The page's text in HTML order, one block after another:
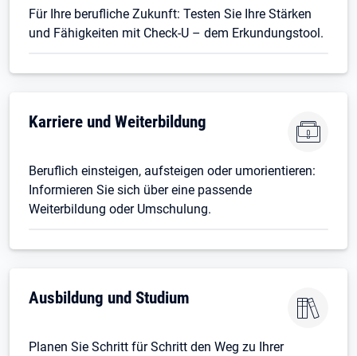
Für Ihre berufliche Zukunft: Testen Sie Ihre Stärken
und Fähigkeiten mit Check-U – dem Erkundungstool.
Öffnet in neuem Tab
Karriere und Weiterbildung
Beruflich einsteigen, aufsteigen oder umorientieren:
Informieren Sie sich über eine passende
Weiterbildung oder Umschulung.
Öffnet in neuem Tab
Ausbildung und Studium
Planen Sie Schritt für Schritt den Weg zu Ihrer